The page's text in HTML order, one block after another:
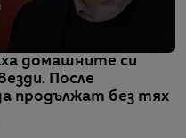
домашните си
После
продължат без тях